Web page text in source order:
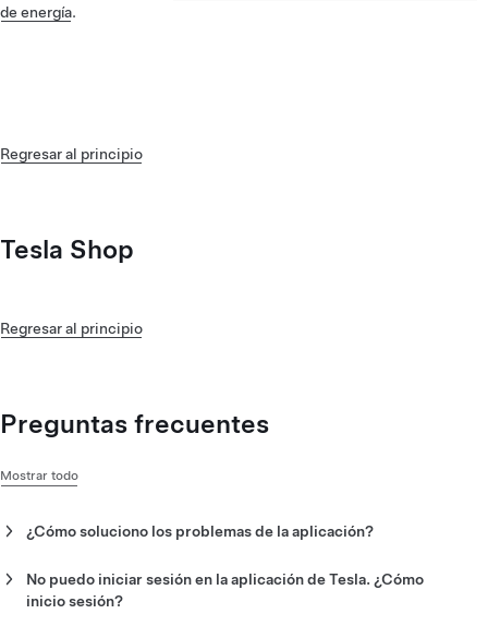
de energía.
Regresar al principio
Tesla Shop
Regresar al principio
Preguntas frecuentes
Mostrar todo
¿Cómo soluciono los problemas de la aplicación?
estos pasos:
Cierra sesión y vuelve a iniciar sesión en la aplicación
No puedo iniciar sesión en la aplicación de Tesla. ¿Cómo
inicio sesión?